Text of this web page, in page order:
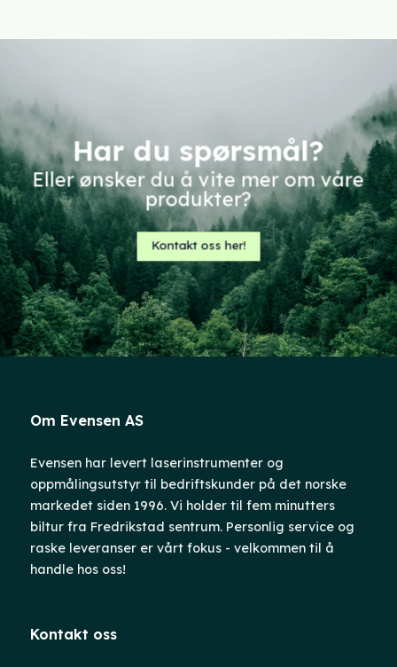
Har du spørsmål?
Eller ønsker du å vite mer om våre
produkter?
Kontakt oss her!
Om Evensen AS
Evensen har levert laserinstrumenter og
oppmålingsutstyr til bedriftskunder på det norske
markedet siden 1996. Vi holder til fem minutters
biltur fra Fredrikstad sentrum. Personlig service og
raske leveranser er vårt fokus - velkommen til å
handle hos oss!
Kontakt oss